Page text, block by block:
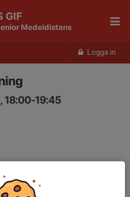
Logga in
GIF
Medeldistans
18:00-19:45